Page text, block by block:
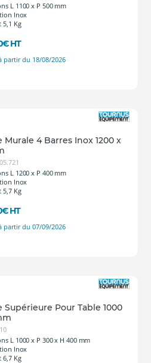
L 1100 x P 500 mm
Inox
5,1 Kg
€ HT
partir du 18/08/2026
Murale 4 Barres Inox 1200 x
L 1200 x P 400 mm
Inox
5,7 Kg
€ HT
partir du 07/09/2026
Supérieure Pour Table 1000
L 1000 x P 300 x H 400 mm
Inox
6,7 Kg